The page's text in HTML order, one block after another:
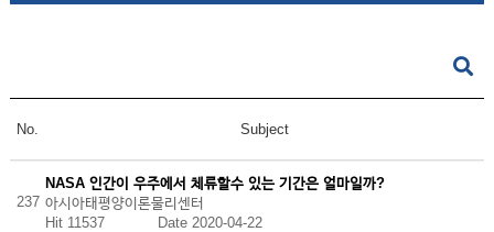
No. Subject
237
NASA 인간이 우주에서 체류할수 있는 기간은 얼마일까?
아시아태평양이론물리센터
Hit 11537 Date 2020-04-22